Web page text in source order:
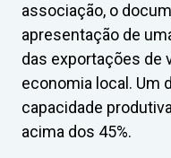
associação, o
apresentação de
das exportações de
economia local. Um
capacidade
acima dos 45%.